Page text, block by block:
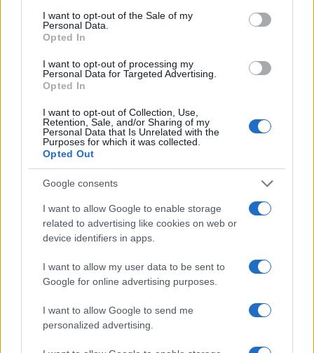
I want to opt-out of the Sale of my
Personal Data.
Opted In
I want to opt-out of processing my
Personal Data for Targeted Advertising.
Opted In
I want to opt-out of Collection, Use,
Retention, Sale, and/or Sharing of my
Personal Data that Is Unrelated with the
Purposes for which it was collected.
Opted Out
Google consents
I want to allow Google to enable storage
related to advertising like cookies on web or
device identifiers in apps.
I want to allow my user data to be sent to
Google for online advertising purposes.
I want to allow Google to send me
personalized advertising.
je to dobar korak u njegovoj karijeri, a Dinamo je
konstantno u kontaktu sa Austrijancima u nadi da
će sklopiti posao.
Bh. reprezentativac je rođen u Salzburgu i igrao je
za omladinske kategorije Red Bulla, da bi 2020.
godine kao slobodan igrač prešao u Sturm za koji je
već upisao 130 nastupa i dao tri gola uz pet
asistencija. U svim utakmicama ove sezone je bio
stater.
(sportsport.ba)